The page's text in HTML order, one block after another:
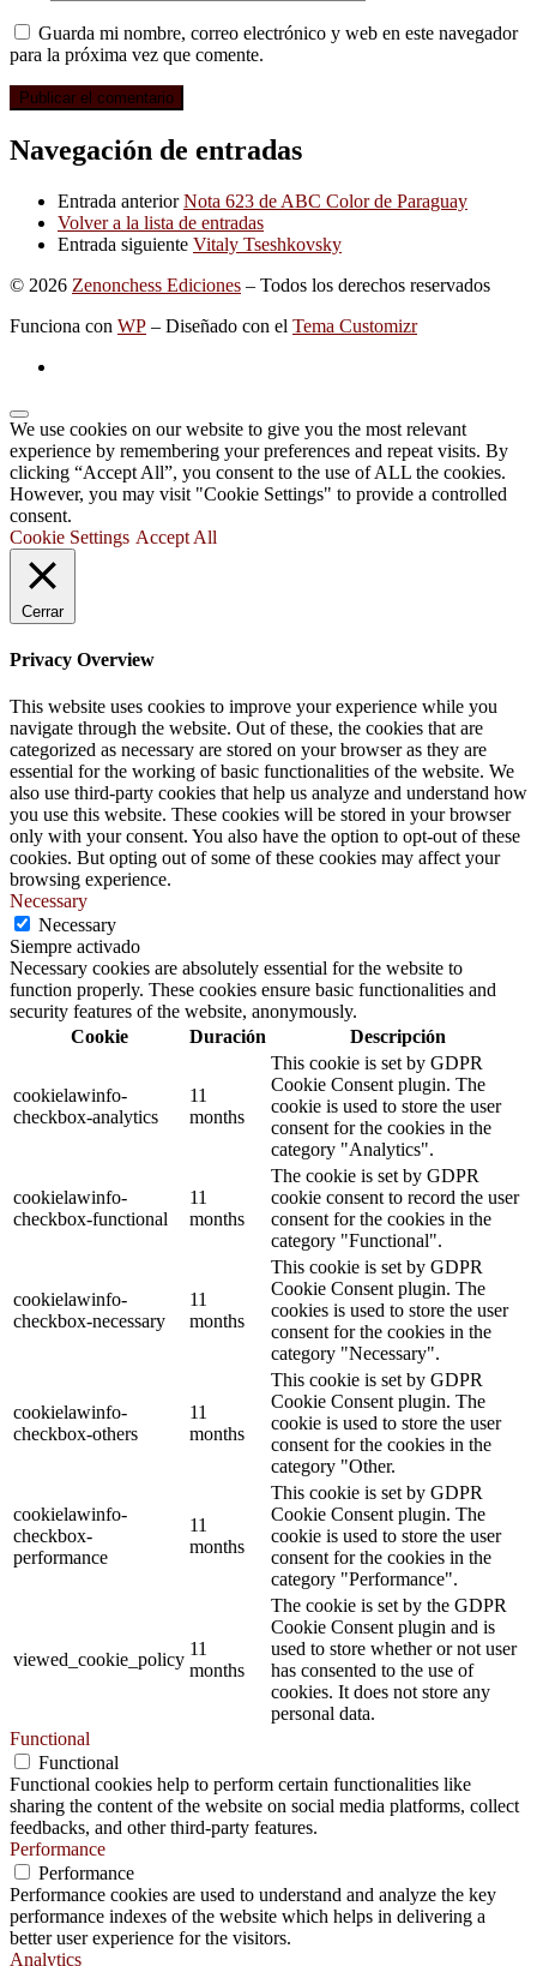
Guarda mi nombre, correo electrónico y web en este navegador
para la próxima vez que comente.
Navegación de entradas
Entrada anterior Nota 623 de ABC Color de Paraguay
Volver a la lista de entradas
Entrada siguiente Vitaly Tseshkovsky
© 2026 Zenonchess Ediciones – Todos los derechos reservados
Funciona con WP – Diseñado con el Tema Customizr
We use cookies on our website to give you the most relevant
experience by remembering your preferences and repeat visits. By
clicking “Accept All”, you consent to the use of ALL the cookies.
However, you may visit "Cookie Settings" to provide a controlled
consent.
Cookie Settings Accept All
Cerrar
Privacy Overview
This website uses cookies to improve your experience while you
navigate through the website. Out of these, the cookies that are
categorized as necessary are stored on your browser as they are
essential for the working of basic functionalities of the website. We
also use third-party cookies that help us analyze and understand how
you use this website. These cookies will be stored in your browser
only with your consent. You also have the option to opt-out of these
cookies. But opting out of some of these cookies may affect your
browsing experience.
Necessary
Necessary
Siempre activado
Necessary cookies are absolutely essential for the website to
function properly. These cookies ensure basic functionalities and
security features of the website, anonymously.
Cookie
Duración Descripción
cookielawinfo-
checkbox-analytics
11
months
This cookie is set by GDPR
Cookie Consent plugin. The
cookie is used to store the user
consent for the cookies in the
category "Analytics".
cookielawinfo-
checkbox-functional
11
months
The cookie is set by GDPR
cookie consent to record the user
consent for the cookies in the
category "Functional".
cookielawinfo-
checkbox-necessary
11
months
This cookie is set by GDPR
Cookie Consent plugin. The
cookies is used to store the user
consent for the cookies in the
category "Necessary".
cookielawinfo-
checkbox-others
11
months
This cookie is set by GDPR
Cookie Consent plugin. The
cookie is used to store the user
consent for the cookies in the
category "Other.
cookielawinfo-
checkbox-
performance
11
months
This cookie is set by GDPR
Cookie Consent plugin. The
cookie is used to store the user
consent for the cookies in the
category "Performance".
viewed_cookie_policy
11
months
The cookie is set by the GDPR
Cookie Consent plugin and is
used to store whether or not user
has consented to the use of
cookies. It does not store any
personal data.
Functional
Functional
Functional cookies help to perform certain functionalities like
sharing the content of the website on social media platforms, collect
feedbacks, and other third-party features.
Performance
Performance
Performance cookies are used to understand and analyze the key
performance indexes of the website which helps in delivering a
better user experience for the visitors.
Analytics